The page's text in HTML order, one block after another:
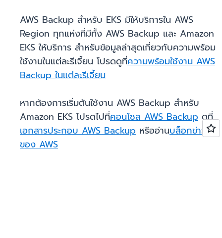
AWS Backup สำหรับ EKS มีให้บริการใน AWS
Region ทุกแห่งที่มีทั้ง AWS Backup และ Amazon
EKS ให้บริการ สำหรับข้อมูลล่าสุดเกี่ยวกับความพร้อม
ใช้งานในแต่ละรีเจี้ยน โปรดดูที่ความพร้อมใช้งาน AWS
Backup ในแต่ละรีเจี้ยน
หากต้องการเริ่มต้นใช้งาน AWS Backup สำหรับ
Amazon EKS โปรดไปที่คอนโซล AWS Backup ดูที่
เอกสารประกอบ AWS Backup หรืออ่านบล็อกข่าว
ของ AWS